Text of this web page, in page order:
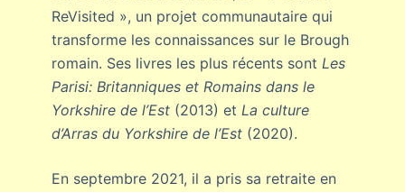
ReVisited », un projet communautaire qui
transforme les connaissances sur le Brough
romain. Ses livres les plus récents sont Les
Parisi: Britanniques et Romains dans le
Yorkshire de l’Est (2013) et La culture
d’Arras du Yorkshire de l’Est(2020).
En septembre 2021, il a pris sa retraite en